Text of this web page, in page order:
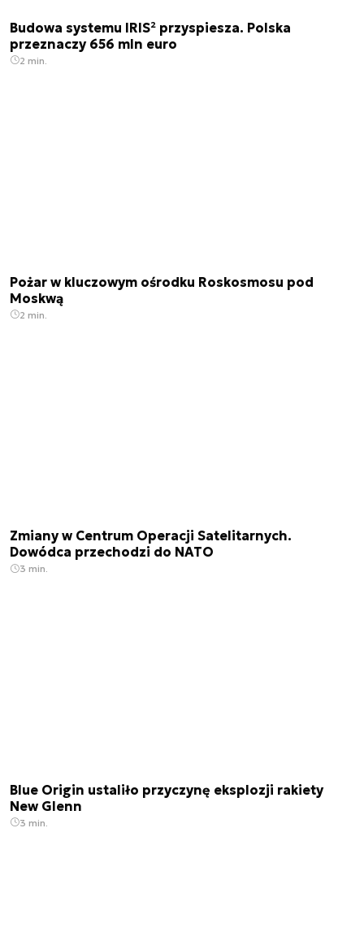
Budowa systemu IRIS² przyspiesza. Polska
przeznaczy 656 mln euro
2 min.
Pożar w kluczowym ośrodku Roskosmosu pod
Moskwą
2 min.
Zmiany w Centrum Operacji Satelitarnych.
Dowódca przechodzi do NATO
3 min.
Blue Origin ustaliło przyczynę eksplozji rakiety
New Glenn
3 min.